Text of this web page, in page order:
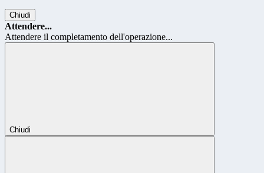
Chiudi
Attendere...
Attendere il completamento dell'operazione...
Chiudi